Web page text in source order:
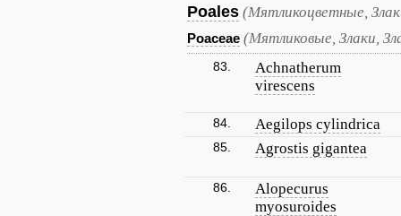
Poales (Мятликоцветные,
Poaceae (Мятликовые, Злаки,
83.
Achnatherum
virescens
84. Aegilops cylindrica
85. Agrostis gigantea
86.
Alopecurus
myosuroides